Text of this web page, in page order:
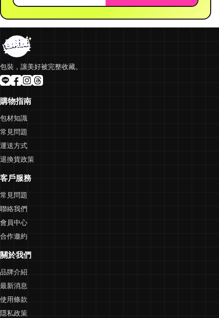
包裝，讓美好被完整收藏。
購物指南
包材知識
常見問題
運送方式
退換貨政策
客戶服務
常見問題
聯絡我們
會員中心
合作邀約
關於我們
品牌介紹
最新消息
使用條款
隱私政策